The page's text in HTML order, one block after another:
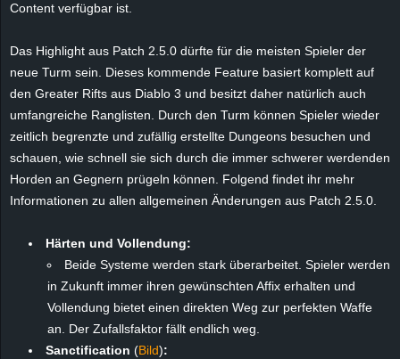
Content verfügbar ist.
Das Highlight aus Patch 2.5.0 dürfte für die meisten Spieler der
neue Turm sein. Dieses kommende Feature basiert komplett auf
den Greater Rifts aus Diablo 3 und besitzt daher natürlich auch
umfangreiche Ranglisten. Durch den Turm können Spieler wieder
zeitlich begrenzte und zufällig erstellte Dungeons besuchen und
schauen, wie schnell sie sich durch die immer schwerer werdenden
Horden an Gegnern prügeln können. Folgend findet ihr mehr
Informationen zu allen allgemeinen Änderungen aus Patch 2.5.0.
Härten und Vollendung:
Beide Systeme werden stark überarbeitet. Spieler werden
in Zukunft immer ihren gewünschten Affix erhalten und
Vollendung bietet einen direkten Weg zur perfekten Waffe
an. Der Zufallsfaktor fällt endlich weg.
Sanctification (Bild):